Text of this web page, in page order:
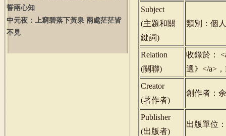
誓兩心知
中元夜：上窮碧落下黃泉 兩處茫茫皆
不見
Subject
(主題和關
鍵詞)
類別：個
Relation
(關聯)
收錄於：
選》</a>
Creator
(著作者)
創作者：
Publisher
(出版者)
出版單位